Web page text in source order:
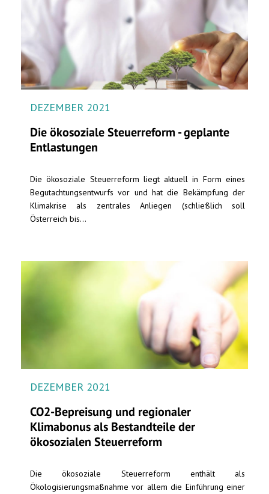
DEZEMBER 2021
Die ökosoziale Steuerreform - geplante
Entlastungen
Die ökosoziale Steuerreform liegt aktuell in Form eines
Begutachtungsentwurfs vor und hat die Bekämpfung der
Klimakrise als zentrales Anliegen (schließlich soll
Österreich bis...
DEZEMBER 2021
CO2-Bepreisung und regionaler
Klimabonus als Bestandteile der
ökosozialen Steuerreform
Die ökosoziale Steuerreform enthält als
Ökologisierungsmaßnahme vor allem die Einführung einer